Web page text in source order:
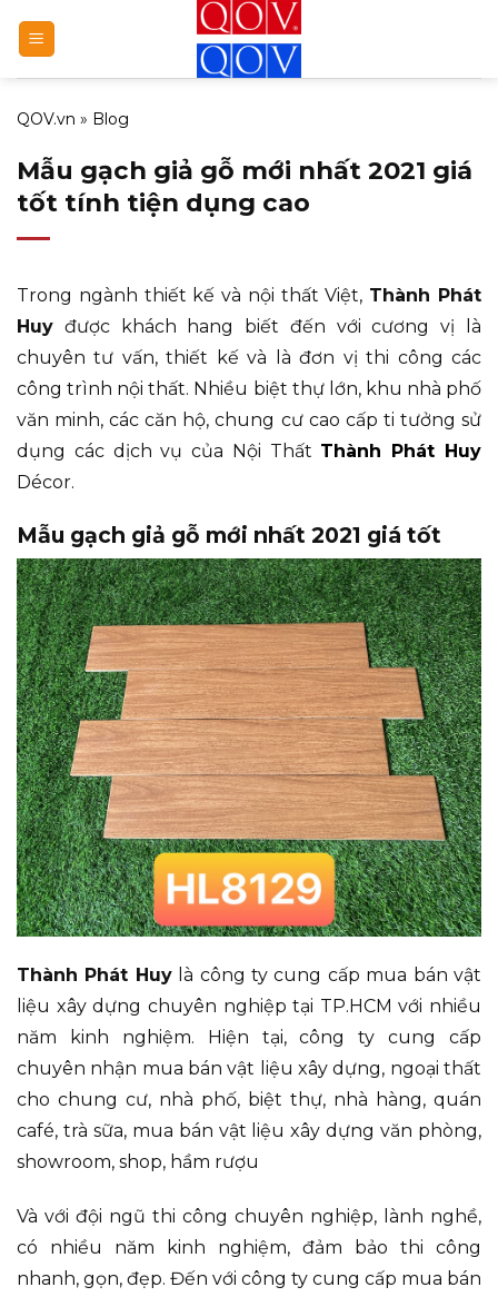
qua
nội
dung
QOV.vn » Blog
Mẫu gạch giả gỗ mới nhất 2021 giá
tốt tính tiện dụng cao
Trong ngành thiết kế và nội thất Việt, Thành Phát
Huy được khách hang biết đến với cương vị là
chuyên tư vấn, thiết kế và là đơn vị thi công các
công trình nội thất. Nhiều biệt thự lớn, khu nhà phố
văn minh, các căn hộ, chung cư cao cấp ti tưởng sử
dụng các dịch vụ của Nội Thất Thành Phát Huy
Décor.
Mẫu gạch giả gỗ mới nhất 2021 giá tốt
Thành Phát Huylà công ty cung cấp mua bán vật
liệu xây dựng chuyên nghiệp tại TP.HCM với nhiều
năm kinh nghiệm. Hiện tại, công ty cung cấp
chuyên nhận mua bán vật liệu xây dựng, ngoại thất
cho chung cư, nhà phố, biệt thự, nhà hàng, quán
café, trà sữa, mua bán vật liệu xây dựng văn phòng,
showroom, shop, hầm rượu
Và với đội ngũ thi công chuyên nghiệp, lành nghề,
có nhiều năm kinh nghiệm, đảm bảo thi công
nhanh, gọn, đẹp. Đến với công ty cung cấp mua bán